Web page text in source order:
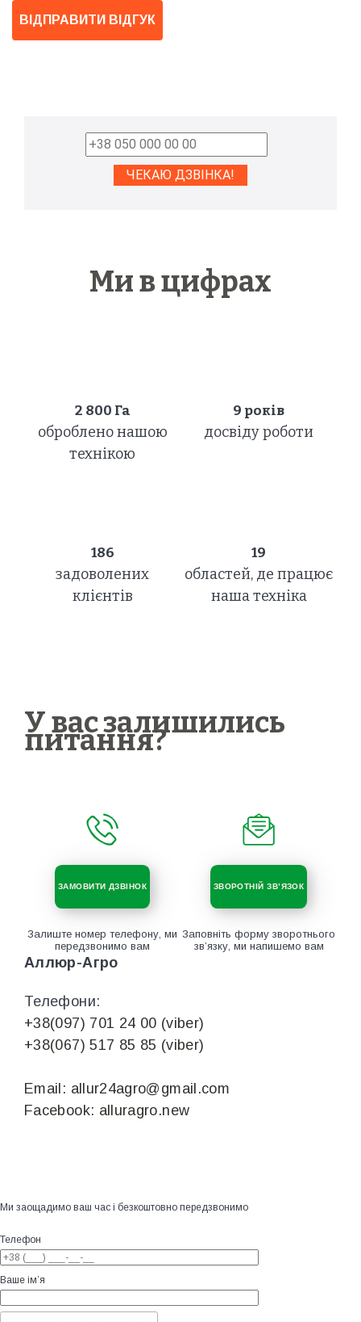
ВІДПРАВИТИ ВІДГУК
Ми в цифрах
2 800 Га
оброблено нашою
технікою
9 років
досвіду роботи
186
задоволених
клієнтів
19
областей, де працює
наша техніка
У вас залишились
питання?
ЗАМОВИТИ ДЗВІНОК
Залиште номер телефону, ми
передзвонимо вам
ЗВОРОТНІЙ ЗВ’ЯЗОК
Заповніть форму зворотнього
зв’язку, ми напишемо вам
Аллюр-Агро
Телефони:
+38(097) 701 24 00 (viber)
+38(067) 517 85 85 (viber)
Email: allur24agro@gmail.com
Facebook: alluragro.new
Ми заощадимо ваш час і безкоштовно передзвонимо
Телефон
Ваше ім’я